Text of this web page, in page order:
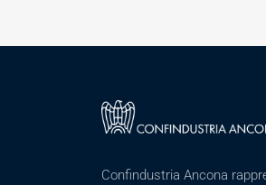
Confindustria Ancona